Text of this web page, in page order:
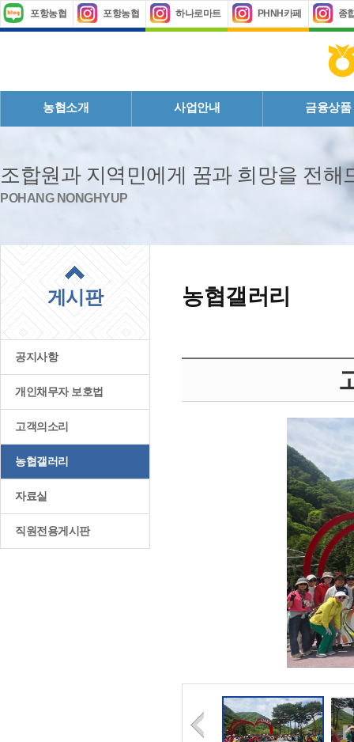
포항농협 포항농협 하나로마트 PHNH카페 종
농협소개 사업안내 금융상품
조합원과 지역민에게 꿈과 희망을 전해
POHANG NONGHYUP
게시판
공지사항
개인채무자 보호법
고객의소리
농협갤러리
자료실
직원전용게시판
농협갤러리